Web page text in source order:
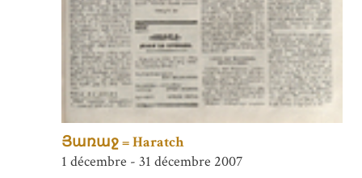
Յառաջ = Haratch
1 décembre - 31 décembre 2007